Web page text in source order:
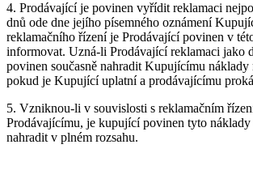
4. Prodávající je povinen vyřídit reklamaci
dnů ode dne jejího písemného oznámení
reklamačního řízení je Prodávající povinen v
informovat. Uzná-li Prodávající reklamaci jako
povinen současně nahradit Kupujícímu
pokud je Kupující uplatní a prodávajícímu
5. Vzniknou-li v souvislosti s reklamačním
Prodávajícímu, je kupující povinen tyto
nahradit v plném rozsahu.